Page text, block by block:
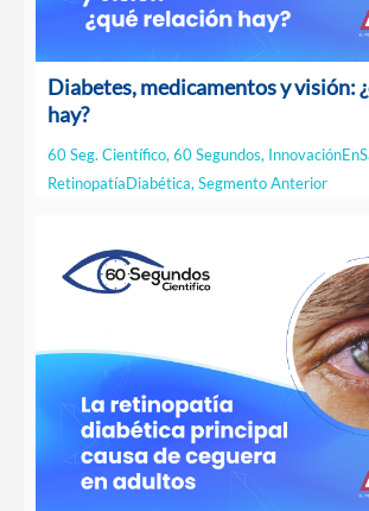
Diabetes, medicamentos y visión:
hay?
60 Seg. Científico,60 Segundos,
RetinopatíaDiabética,Segmento Anterior